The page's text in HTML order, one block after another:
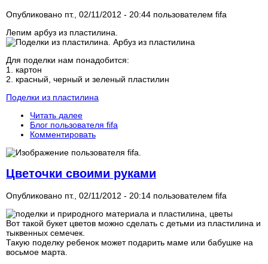
Опубликовано пт., 02/11/2012 - 20:44 пользователем fifa
Лепим арбуз из пластилина.
Для поделки нам понадобится:
1. картон
2. красный, черный и зеленый пластилин
Поделки из пластилина
Читать далее
Блог пользователя fifa
Комментировать
Цветочки своими руками
Опубликовано пт., 02/11/2012 - 20:14 пользователем fifa
Вот такой букет цветов можно сделать с детьми из пластилина и
тыквенных семечек.
Такую поделку ребенок может подарить маме или бабушке на
восьмое марта.